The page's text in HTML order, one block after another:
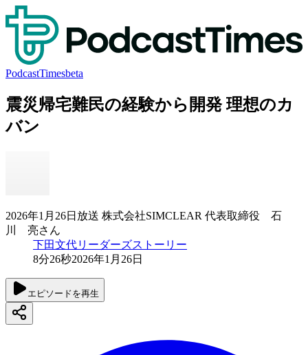
PodcastTimesbeta
震災帰宅難民の経験から開発 理想のカ
バン
2026年1月26日放送 株式会社SIMCLEAR 代表取締役 石
川 亮さん
下田文代リーダーズストーリー
8分26秒2026年1月26日
エピソードを再生